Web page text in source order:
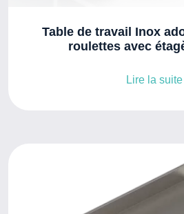
Table de travail Inox
roulettes avec
Lire la suite